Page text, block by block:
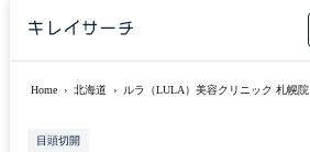
Home › 北海道 › ルラ（LULA）美容クリニック 札幌院
目頭切開